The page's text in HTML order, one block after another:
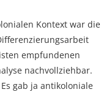
Kontext war die
empfundenen
nachvollziehbar.
gab ja antikoloniale